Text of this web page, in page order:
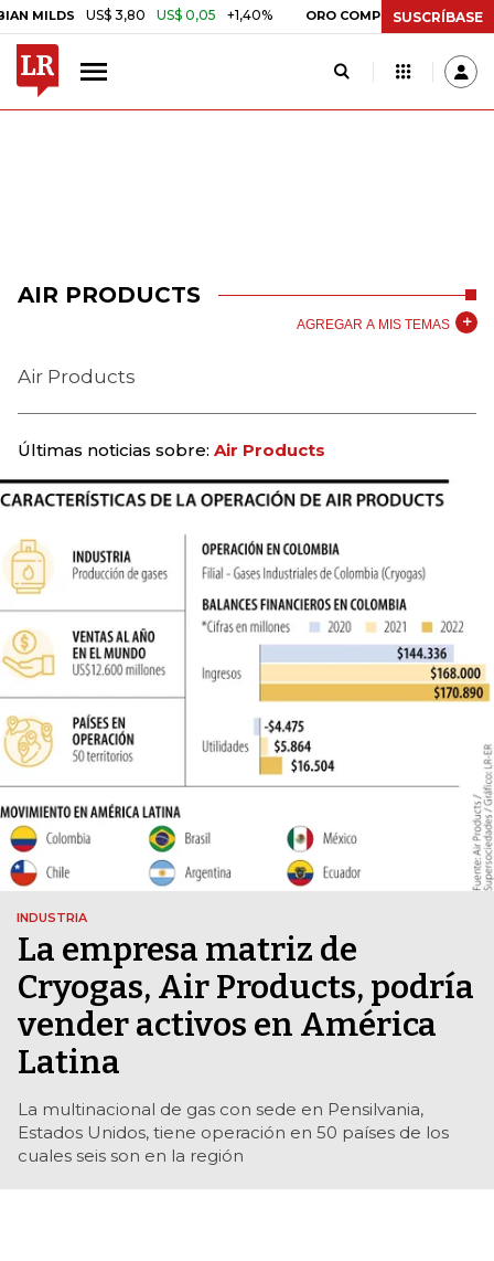
MILDS US$ 3,80 US$ 0,05 +1,40% ORO COMPRA BANCO DE LA
SUSCRÍBASE
AIR PRODUCTS
AGREGAR A MIS TEMAS
Air Products
Últimas noticias sobre: Air Products
INDUSTRIA
La empresa matriz de
Cryogas, Air Products, podría
vender activos en América
Latina
La multinacional de gas con sede en Pensilvania,
Estados Unidos, tiene operación en 50 países de los
cuales seis son en la región